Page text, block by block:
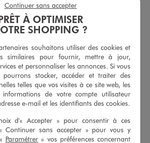
D’AVIS
et vous proposons un avoir ou un
pour tout article non porté, non retouché,
magasins GÉMO.
RETOUCHER MES ARTICLES
vous avez la possibilité de faire
articles textiles dans nos magasins. Les tarifs
sur simple demande. Voir
PLAISIR
À OPTIMISER
SHOPPING ?
souhaitons utiliser des cookies et
similaires pour fournir, mettre à jour,
et personnaliser les annonces. Si vous
pourrons stocker, accéder et traiter des
telles que vos visites à ce site web, les
informations de votre compte utilisateur
e-mail et les identifiants des cookies.
d'« Accepter » pour consentir à ces
Continuer sans accepter » pour vous y
Paramétrer » vos préférences concernant
Continuer sans accepter